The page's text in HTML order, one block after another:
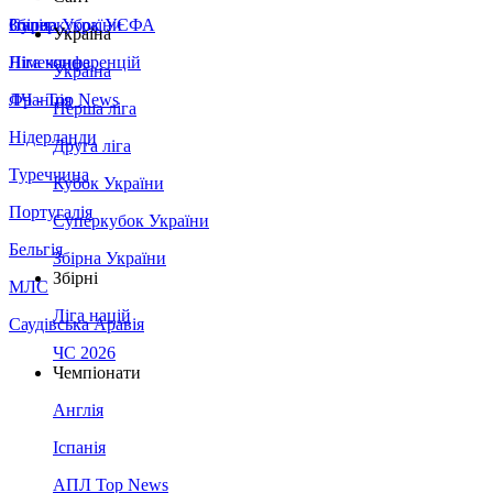
Збірна України
Італія
Німеччина
Франція
Нідерланди
Туреччина
Португалія
Бельгія
МЛС
Саудівська Аравія
Суперкубок УЄФА
Ліга конференцій
ЛЧ - Top News
Україна
Україна
Перша ліга
Друга ліга
Кубок України
Суперкубок України
Збірна України
Збірні
Ліга націй
ЧС 2026
Чемпіонати
Англія
Іспанія
АПЛ Top News